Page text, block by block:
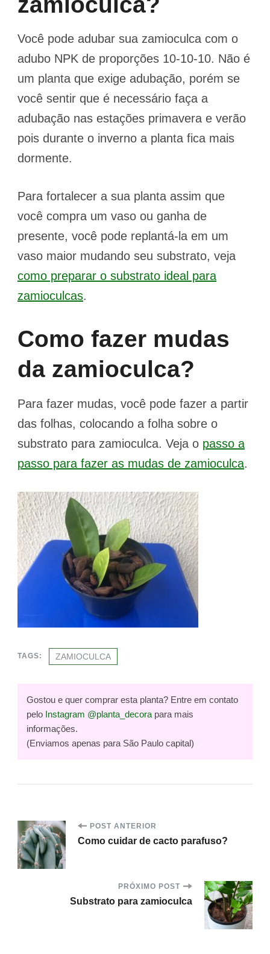
Você pode adubar sua zamioculca com o
adubo NPK de proporções 10-10-10. Não é
um planta que exige adubação, porém se
você sentir que é necessário faça a
adubação nas estações primavera e verão
pois durante o inverno a planta fica mais
dormente.
Para fortalecer a sua planta assim que
você compra um vaso ou ganha de
presente, você pode replantá-la em um
vaso maior mudando seu substrato, veja
como preparar o substrato ideal para
zamioculcas.
Como fazer mudas
da zamioculca?
Para fazer mudas, você pode fazer a partir
das folhas, colocando a folha sobre o
substrato para zamioculca. Veja o passo a
passo para fazer as mudas de zamioculca.
TAGS: ZAMIOCULCA
Gostou e quer comprar esta planta? Entre em contato
pelo Instagram @planta_decora para mais
informações.
(Enviamos apenas para São Paulo capital)
Post
Navigation
POST ANTERIOR
Como cuidar de cacto parafuso?
PRÓXIMO POST
Substrato para zamioculca